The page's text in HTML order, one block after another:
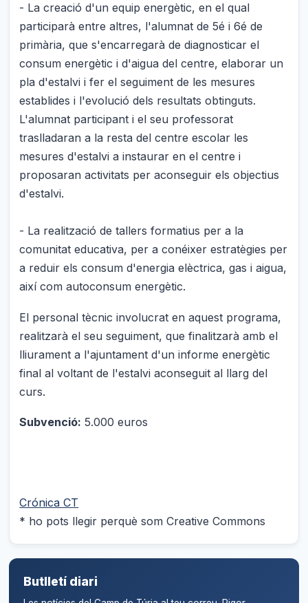
- La creació d'un equip energètic, en el qual
participarà entre altres, l'alumnat de 5é i 6é de
primària, que s'encarregarà de diagnosticar el
consum energètic i d'aigua del centre, elaborar un
pla d'estalvi i fer el seguiment de les mesures
establides i l'evolució dels resultats obtinguts.
L'alumnat participant i el seu professorat
traslladaran a la resta del centre escolar les
mesures d'estalvi a instaurar en el centre i
proposaran activitats per aconseguir els objectius
d'estalvi.
- La realització de tallers formatius per a la
comunitat educativa, per a conéixer estratègies per
a reduir els consum d'energia elèctrica, gas i aigua,
així com autoconsum energètic.
El personal tècnic involucrat en aquest programa,
realitzarà el seu seguiment, que finalitzarà amb el
lliurament a l'ajuntament d'un informe energètic
final al voltant de l'estalvi aconseguit al llarg del
curs.
Subvenció: 5.000 euros
Crónica CT
* ho pots llegir perquè som Creative Commons
Butlletí diari